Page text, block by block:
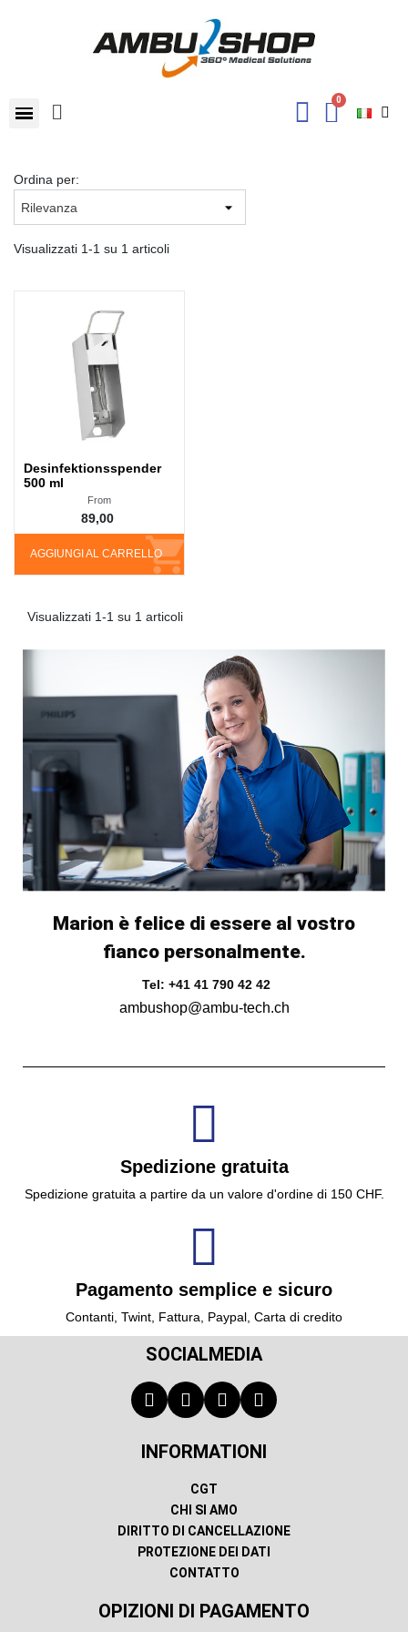
Ordina per:
Visualizzati 1-1 su 1 articoli
Desinfektionsspender
500 ml
AGGIUNGI AL CARRELLO
From
89,00
Visualizzati 1-1 su 1 articoli
Marion è felice di essere al vostro
fianco personalmente.
Tel: +41 41 790 42 42
ambushop@ambu-tech.ch
Spedizione gratuita
Spedizione gratuita a partire da un valore d'ordine di 150 CHF.
Pagamento semplice e sicuro
Contanti, Twint, Fattura, Paypal, Carta di credito
SOCIALMEDIA
INFORMATIONI
CGT
CHI SI AMO
DIRITTO DI CANCELLAZIONE
PROTEZIONE DEI DATI
CONTATTO
OPIZIONI DI PAGAMENTO